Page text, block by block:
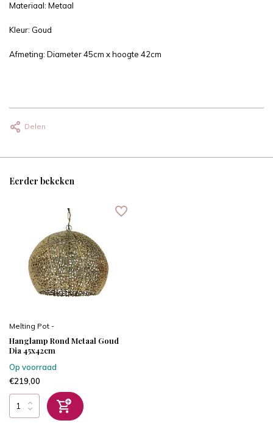
Materiaal: Metaal
Kleur: Goud
Afmeting: Diameter 45cm x hoogte 42cm
Delen
Eerder bekeken
Melting Pot -
Hanglamp Rond Metaal Goud
Dia 45x42cm
Op voorraad
€219,00